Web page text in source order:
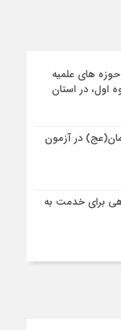
های علمیه
۱۴۰۵ در گروه اول، در استان
در آزمون
برای خدمت به